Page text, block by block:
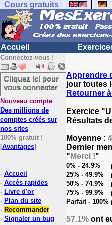
Cours gratuits
Accueil
Connectez-vous !
Cliquez ici pour
vous connecter
Nouveau compte
Des millions de
comptes créés sur
nos sites
100% gratuit !
[Avantages]
- Accueil
- Accès rapides
- Livre d'or
- Plan du site
- Recommander
- Signaler un bug
Apprendre
jour toutes
Retourner
Exercice
Résultats
Moyenne :
Dernier
" Merci !"
0% - 24.9%
25% - 49.9%
50% - 74.9%
75% - 99.9%
Parfait - 100%
57.1% ont